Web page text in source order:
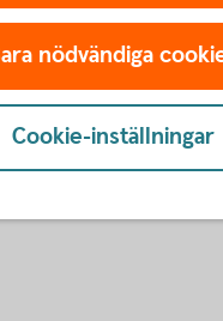
Nya och
+ 5 000 kr var till
Ni är
nödvändiga
Cookie-inställningar